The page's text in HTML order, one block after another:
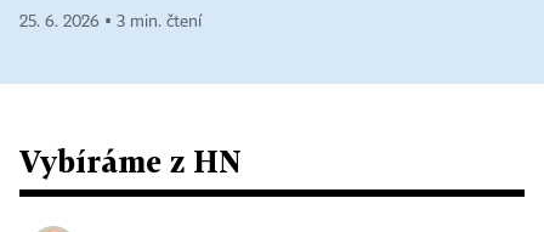
25. 6. 2026 ▪ 3 min. čtení
Vybíráme z HN